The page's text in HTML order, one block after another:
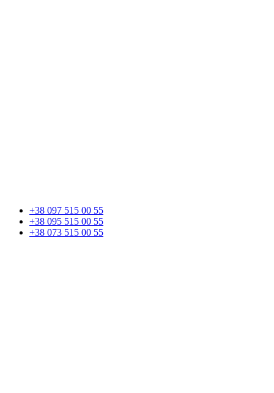
+38 097 515 00 55
+38 095 515 00 55
+38 073 515 00 55